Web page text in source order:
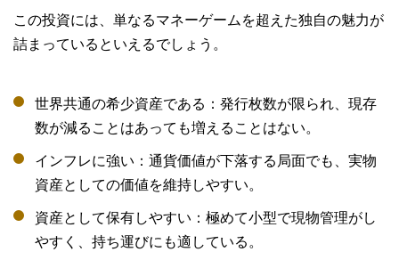
この投資には、単なるマネーゲームを超えた独自の魅力が
詰まっているといえるでしょう。
世界共通の希少資産である：発行枚数が限られ、現存
数が減ることはあっても増えることはない。
インフレに強い：通貨価値が下落する局面でも、実物
資産としての価値を維持しやすい。
資産として保有しやすい：極めて小型で現物管理がし
やすく、持ち運びにも適している。